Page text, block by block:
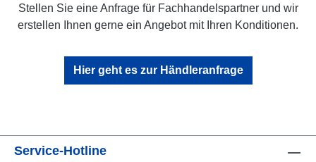
Stellen Sie eine Anfrage für Fachhandelspartner und wir
erstellen Ihnen gerne ein Angebot mit Ihren Konditionen.
Hier geht es zur Händleranfrage
Service-Hotline